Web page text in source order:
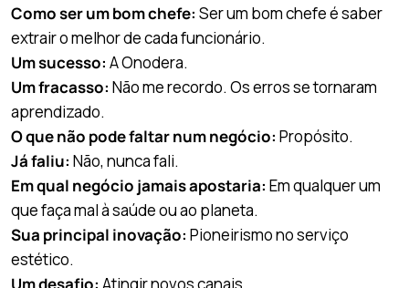
Como ser um bom chefe: Ser um bom chefe é saber
extrair o melhor de cada funcionário.
Um sucesso: A Onodera.
Um fracasso: Não me recordo. Os erros se tornaram
aprendizado.
O que não pode faltar num negócio: Propósito.
Já faliu: Não, nunca fali.
Em qual negócio jamais apostaria: Em qualquer um
que faça mal à saúde ou ao planeta.
Sua principal inovação: Pioneirismo no serviço
estético.